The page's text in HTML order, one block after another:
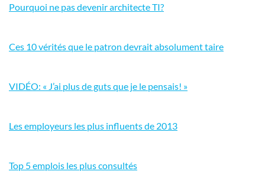
Pourquoi ne pas devenir architecte TI?
Ces 10 vérités que le patron devrait absolument taire
VIDÉO: « J’ai plus de guts que je le pensais! »
Les employeurs les plus influents de 2013
Top 5 emplois les plus consultés